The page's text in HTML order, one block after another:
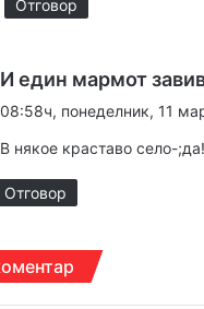
Отговор
И един мармот
08:58ч, понеделник, 11
В някое краставо село-;да!
Отговор